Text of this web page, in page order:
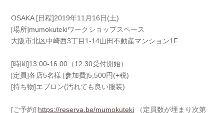
OSAKA [日程]2019年11月16日(土)
[場所]mumokutekiワークショップスペース
大阪市北区中崎西3丁目1-14山田不動産マンション1F
[時間]13:00-16:00（12:30受付開始）
[定員]各店5名様 [参加費]5,500円(+税)
[持ち物]エプロン(汚れても良い服装)
[ご予約] https://reserva.be/mumokuteki （定員数が埋まり次第